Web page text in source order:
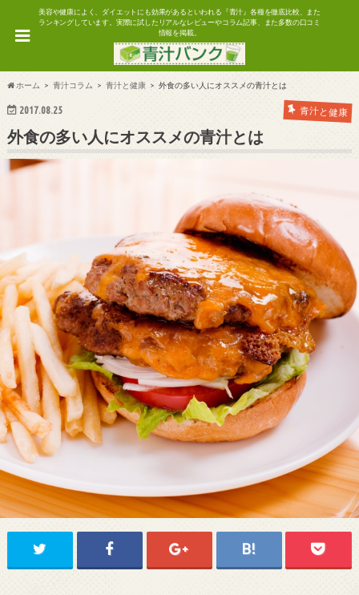
美容や健康によく、ダイエットにも効果があるといわれる『青汁』各種を徹底比較、また
ランキングしています。実際に試したリアルなレビューやコラム記事、また多数の口コミ
情報を掲載。
ホーム 青汁コラム 青汁と健康 外食の多い人にオススメの青汁とは
2017.08.25 青汁と健康
外食の多い人にオススメの青汁とは